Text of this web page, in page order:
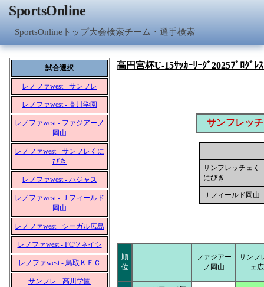
SportsOnline
SportsOnlineトップ大会検索チーム・選手検索
試合選択
レノファwest - サンフレ
レノファwest - 高川学園
レノファwest - ファジアーノ
岡山
レノファwest - サンフレくに
びき
レノファwest - ハジャス
レノファwest - Ｊフィールド
岡山
レノファwest - シーガル広島
レノファwest - FCツネイシ
レノファwest - 鳥取ＫＦＣ
サンフレ - 高川学園
高円宮杯U-15ｻｯｶｰﾘｰｸﾞ2025ﾌﾟﾛｸﾞﾚ
サンフレッ
サンフレッチェく
にびき
Ｊフィールド岡山
順
位
ファジアー
ノ岡山
サンフ
ェ